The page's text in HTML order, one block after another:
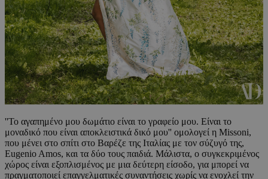
''Το αγαπημένο μου δωμάτιο είναι το γραφείο μου. Είναι το
μοναδικό που είναι αποκλειστικά δικό μου'' ομολογεί η Missoni,
που μένει στο σπίτι στο Βαρέζε της Ιταλίας με τον σύζυγό της,
Eugenio Amos, και τα δύο τους παιδιά. Μάλιστα, ο συγκεκριμένος
χώρος είναι εξοπλισμένος με μια δεύτερη είσοδο, για μπορεί να
πραγματοποιεί επαγγελματικές συναντήσεις χωρίς να ενοχλεί την